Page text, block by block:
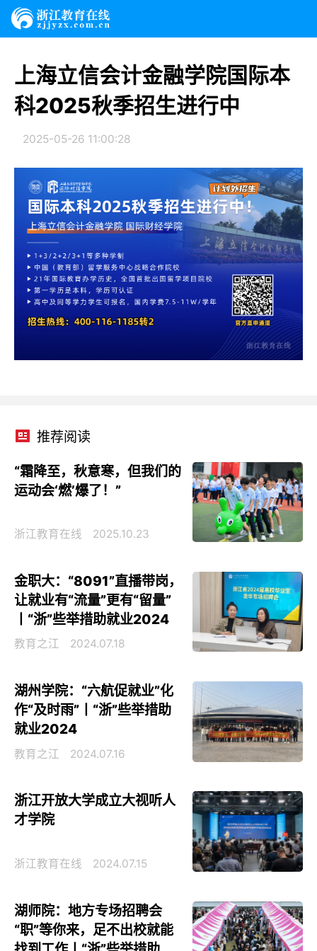
上海立信会计金融学院国际本
科2025秋季招生进行中
2025-05-26 11:00:28
推荐阅读
“霜降至，秋意寒，但我们的
运动会‘燃’爆了！”
浙江教育在线 2025.10.23
金职大：“8091”直播带岗，
让就业有“流量”更有“留量”
丨“浙”些举措助就业2024
教育之江 2024.07.18
湖州学院：“六航促就业”化
作“及时雨”丨“浙”些举措助
就业2024
教育之江 2024.07.16
浙江开放大学成立大视听人
才学院
浙江教育在线 2024.07.15
湖师院：地方专场招聘会
“职”等你来，足不出校就能